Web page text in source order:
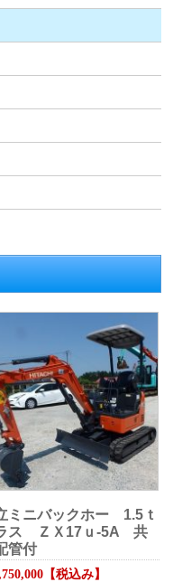
ミニバックホー 1.5ｔ
ス ＺＸ17ｕ-5A 共
管付
【税込み】